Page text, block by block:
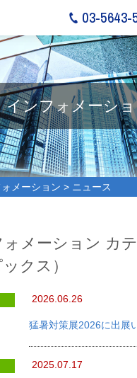
03-5643-
インフォメーシ
メーション > ニュース
ォメーション カ
ックス）
2026.06.26
猛暑対策展2026に出展
2025.07.17